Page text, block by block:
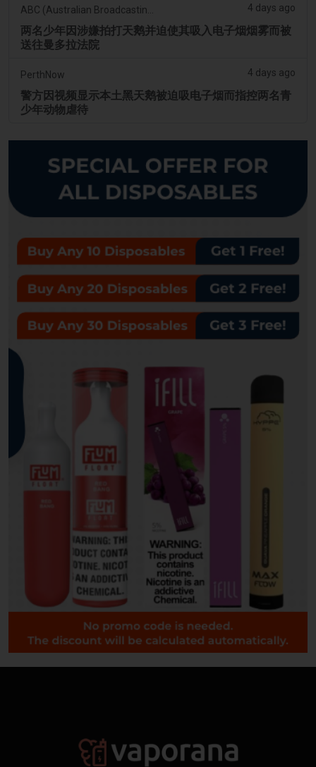
4 days ago
两名少年因涉嫌拍打天鹅并迫使其吸入电子烟烟雾而被
送往曼多拉法院
PerthNow 4 days ago
警方因视频显示本土黑天鹅被迫吸电子烟而指控两名青
少年动物虐待